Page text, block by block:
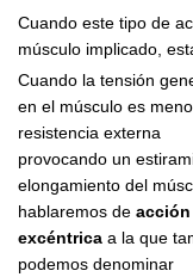
Cuando este tipo de
músculo implicado,
Cuando la tensión
en el músculo es
resistencia externa
provocando un
elongamiento del
hablaremos de acción
excéntrica a la que
podemos denominar